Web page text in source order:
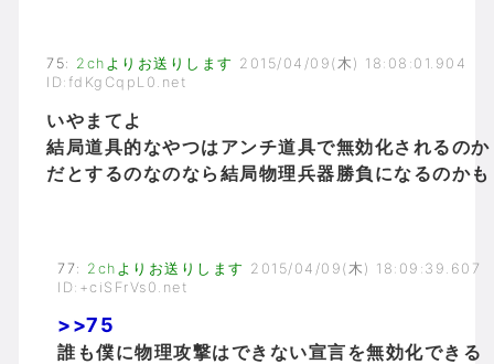
75: 2chよりお送りします 2015/04/09(木) 18:08:01.904
ID:fdKgCqpL0.net
いやまてよ
結局道具的なやつはアンチ道具で無効化されるのか
だとするのなのなら結局物理兵器勝負になるのかも
77: 2chよりお送りします 2015/04/09(木) 18:09:39.607
ID:+ciSFrVs0.net
>>75
誰も僕に物理攻撃はできない宣言を無効化できる